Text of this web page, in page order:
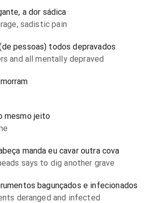
a dor sádica
sadistic pain
pessoas) todos depravados
and all mentally depraved
mesmo jeito
manda eu cavar outra cova
says to dig another grave
bagunçados e infecionados
deranged and infected